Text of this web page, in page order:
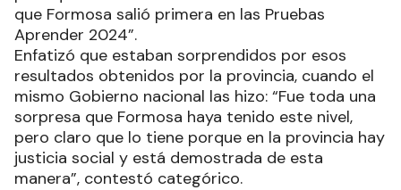
que Formosa salió primera en las Pruebas
Aprender 2024”.
Enfatizó que estaban sorprendidos por esos
resultados obtenidos por la provincia, cuando el
mismo Gobierno nacional las hizo: “Fue toda una
sorpresa que Formosa haya tenido este nivel,
pero claro que lo tiene porque en la provincia hay
justicia social y está demostrada de esta
manera”, contestó categórico.